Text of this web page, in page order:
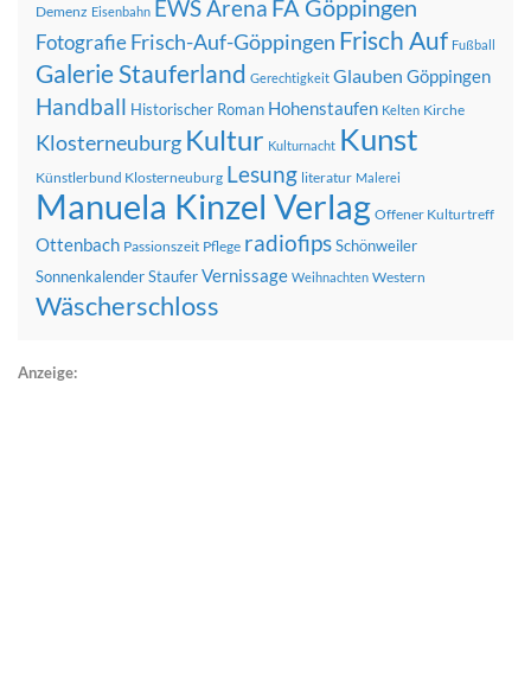
Demenz Eisenbahn EWS Arena FA Göppingen
FotografieFrisch-Auf-Göppingen Frisch Auf Fußball
Galerie Stauferland Gerechtigkeit Glauben Göppingen
Handball Historischer Roman Hohenstaufen Kelten Kirche
Klosterneuburg Kultur Kulturnacht Kunst
Künstlerbund Klosterneuburg Lesung literatur Malerei
Manuela Kinzel Verlag Offener Kulturtreff
Ottenbach Passionszeit Pflege radiofipsSchönweiler
SonnenkalenderStauferVernissage Weihnachten Western
Wäscherschloss
Anzeige: